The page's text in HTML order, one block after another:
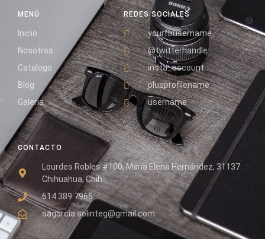
CONTACTO
Lourdes Robles #100, María Elena Hernández, 31137
Chihuahua, Chih.
614 389 7966
sagarcia.solinteg@gmail.com
REDES SOCIALES
yourfbusername
@twitterhandle
insta_account
plusprofilename
username
MENÚ
Inicio
Nosotros
Catalogo
Blog
Galeria